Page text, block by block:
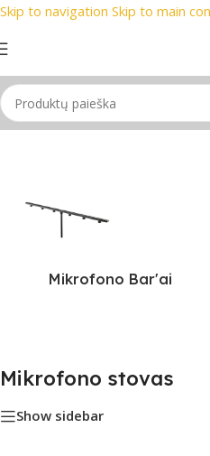
Skip to navigation Skip to main
Pradžia/Stovai/Mikrofono
Mikrofono Bar'ai
Mikrofono stovas
Show sidebar